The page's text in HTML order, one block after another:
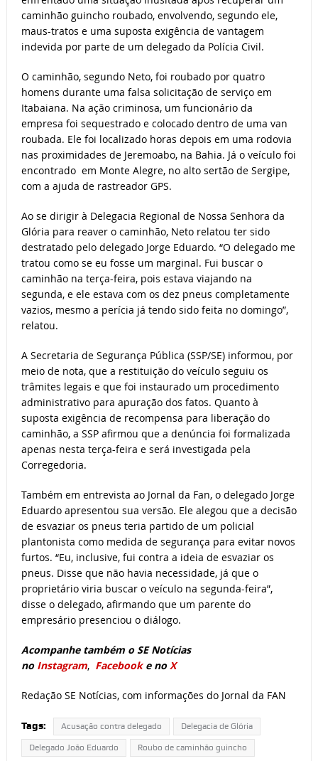
caminhão guincho roubado, envolvendo, segundo ele,
maus-tratos e uma suposta exigência de vantagem
indevida por parte de um delegado da Polícia Civil.
O caminhão, segundo Neto, foi roubado por quatro
homens durante uma falsa solicitação de serviço em
Itabaiana. Na ação criminosa, um funcionário da
empresa foi sequestrado e colocado dentro de uma van
roubada. Ele foi localizado horas depois em uma rodovia
nas proximidades de Jeremoabo, na Bahia. Já o veículo foi
encontrado em Monte Alegre, no alto sertão de Sergipe,
com a ajuda de rastreador GPS.
Ao se dirigir à Delegacia Regional de Nossa Senhora da
Glória para reaver o caminhão, Neto relatou ter sido
destratado pelo delegado Jorge Eduardo. “O delegado me
tratou como se eu fosse um marginal. Fui buscar o
caminhão na terça-feira, pois estava viajando na
segunda, e ele estava com os dez pneus completamente
vazios, mesmo a perícia já tendo sido feita no domingo”,
relatou.
A Secretaria de Segurança Pública (SSP/SE) informou, por
meio de nota, que a restituição do veículo seguiu os
trâmites legais e que foi instaurado um procedimento
administrativo para apuração dos fatos. Quanto à
suposta exigência de recompensa para liberação do
caminhão, a SSP afirmou que a denúncia foi formalizada
apenas nesta terça-feira e será investigada pela
Corregedoria.
Também em entrevista ao Jornal da Fan, o delegado Jorge
Eduardo apresentou sua versão. Ele alegou que a decisão
de esvaziar os pneus teria partido de um policial
plantonista como medida de segurança para evitar novos
furtos. “Eu, inclusive, fui contra a ideia de esvaziar os
pneus. Disse que não havia necessidade, já que o
proprietário viria buscar o veículo na segunda-feira”,
disse o delegado, afirmando que um parente do
empresário presenciou o diálogo.
Acompanhe também o SE Notícias
no Instagram, Facebooke no X
Redação SE Notícias, com informações do Jornal da FAN
Tags: Acusação contra delegado Delegacia de Glória
Delegado João Eduardo Roubo de caminhão guincho